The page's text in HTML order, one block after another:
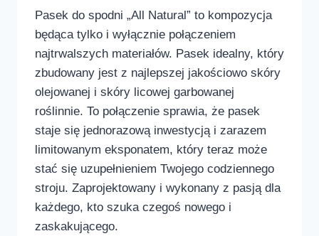
Pasek do spodni „All Natural” to kompozycja
będąca tylko i wyłącznie połączeniem
najtrwalszych materiałów. Pasek idealny, który
zbudowany jest z najlepszej jakościowo skóry
olejowanej i skóry licowej garbowanej
roślinnie. To połączenie sprawia, że pasek
staje się jednorazową inwestycją i zarazem
limitowanym eksponatem, który teraz może
stać się uzupełnieniem Twojego codziennego
stroju. Zaprojektowany i wykonany z pasją dla
każdego, kto szuka czegoś nowego i
zaskakującego.